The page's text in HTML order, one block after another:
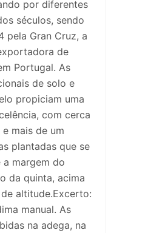
por diferentes
séculos, sendo
pela Gran Cruz, a
de
Portugal. As
de solo e
propiciam uma
com cerca
mais de um
plantadas que se
a margem do
da quinta, acima
altitude.Excerto:
manual. As
na adega, na